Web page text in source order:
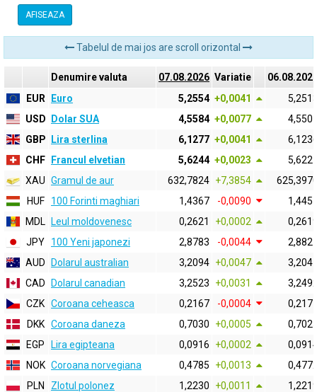
AFISEAZA
Tabelul de mai jos are scroll orizontal
Denumire valuta 07.08.2026 Variatie
EUR
Euro 5,2554 +0,0041
USD
Dolar SUA 4,5584 +0,0077
GBP
Lira sterlina 6,1277 +0,0041
CHF
Francul elvetian 5,6244 +0,0023
XAU Gramul de aur 632,7824 +7,3854
HUF
100 Forinti maghiari 1,4367 -0,0090
MDL
Leul moldovenesc 0,2621 +0,0002
JPY
100 Yeni japonezi 2,8783 -0,0044
AUD
Dolarul australian 3,2094 +0,0047
CAD
Dolarul canadian 3,2523 +0,0031
CZK Coroana ceheasca 0,2167 -0,0004
DKK Coroana daneza 0,7030 +0,0005
EGP
Lira egipteana 0,0916 +0,0002
NOK Coroana norvegiana 0,4785 +0,0013
PLN
Zlotul polonez 1,2230 +0,0011